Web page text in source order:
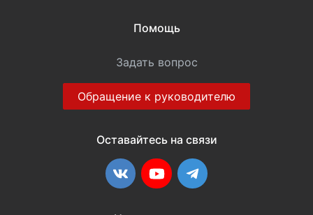
Помощь
Задать вопрос
Обращение к руководителю
Оставайтесь на связи
ВКонтакте
YouTubeTelegram